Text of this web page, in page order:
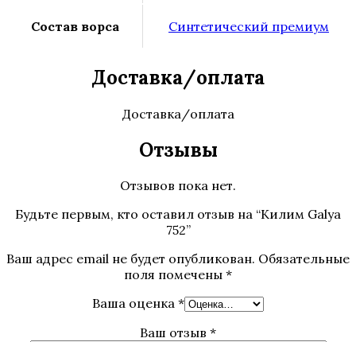
Состав ворса Синтетический премиум
Доставка/оплата
Доставка/оплата
Отзывы
Отзывов пока нет.
Будьте первым, кто оставил отзыв на “Килим Galya
752”
Ваш адрес email не будет опубликован. Обязательные
поля помечены *
Ваша оценка *
Ваш отзыв *